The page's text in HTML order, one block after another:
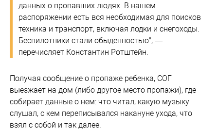
данных о пропавших людях. В нашем
распоряжении есть вся необходимая для поисков
техника и транспорт, включая лодки и снегоходы.
Беспилотники стали обыденностью", —
перечисляет Константин Ротштейн.
Получая сообщение о пропаже ребенка, СОГ
выезжает на дом (либо другое место пропажи), где
собирает данные о нем: что читал, какую музыку
слушал, с кем переписывался накануне ухода, что
взял с собой и так далее.